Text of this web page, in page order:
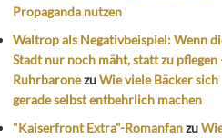
Propaganda nutzen
Waltrop als Negativbeispiel: Wenn
Stadt nur noch mäht, statt zu pflegen
RuhrbaronezuWie viele Bäcker sich
gerade selbst entbehrlich machen
"Kaiserfront Extra"-Romanfanzu